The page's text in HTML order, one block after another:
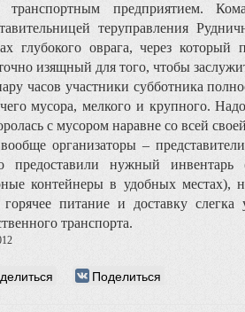
предприятием.
теруправления
глубокого оврага, через
изящный для того, чтобы
часов участники субботника
мусора, мелкого и крупного.
с мусором наравне со всей
организаторы –
предоставили нужный
контейнеры в удобных местах),
питание и доставку
транспорта.
Поделиться